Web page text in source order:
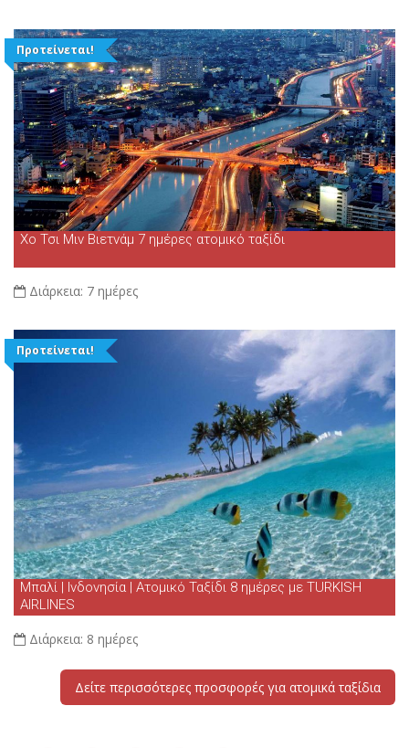
Προτείνεται!
Χο Τσι Μιν Βιετνάμ 7 ημέρες ατομικό ταξίδι
Διάρκεια: 7 ημέρες
Προτείνεται!
Μπαλί | Ινδονησία | Ατομικό Ταξίδι 8 ημέρες με TURKISH
AIRLINES
Διάρκεια: 8 ημέρες
Δείτε περισσότερες προσφορές για ατομικά ταξίδια